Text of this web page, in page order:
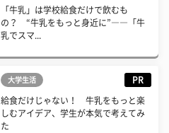
「牛乳」は学校給食だけで飲むも
の？ “牛乳をもっと身近に”――「牛
乳でスマ...
大学生活 PR
給食だけじゃない！ 牛乳をもっと楽
しむアイデア、学生が本気で考えてみ
た